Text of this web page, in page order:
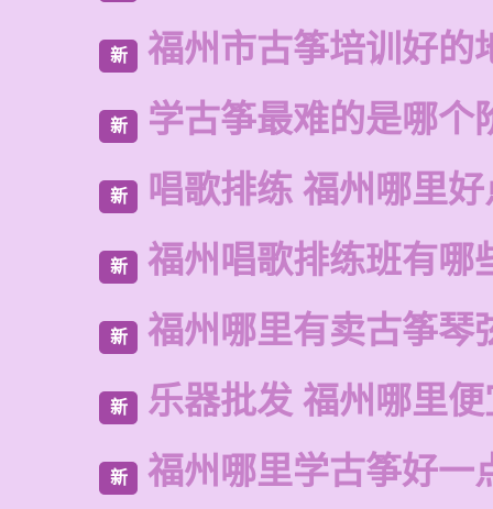
新 福州市古筝培训好的
新 学古筝最难的是哪个
新 唱歌排练 福州哪里好
新 福州唱歌排练班有哪
新 福州哪里有卖古筝琴
新 乐器批发 福州哪里
新 福州哪里学古筝好一